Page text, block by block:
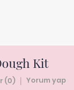
Kit
(0) Yorum yap